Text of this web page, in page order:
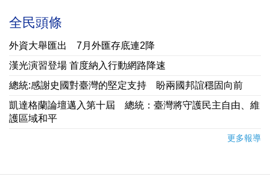
全民頭條
外資大舉匯出 7月外匯存底連2降
漢光演習登場 首度納入行動網路降速
總統:感謝史國對臺灣的堅定支持 盼兩國邦誼穩固向前
凱達格蘭論壇邁入第十屆 總統：臺灣將守護民主自由、維
護區域和平
更多報導